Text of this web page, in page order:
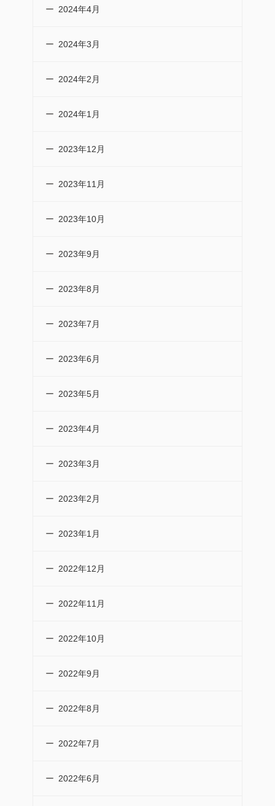
2024年4月
2024年3月
2024年2月
2024年1月
2023年12月
2023年11月
2023年10月
2023年9月
2023年8月
2023年7月
2023年6月
2023年5月
2023年4月
2023年3月
2023年2月
2023年1月
2022年12月
2022年11月
2022年10月
2022年9月
2022年8月
2022年7月
2022年6月